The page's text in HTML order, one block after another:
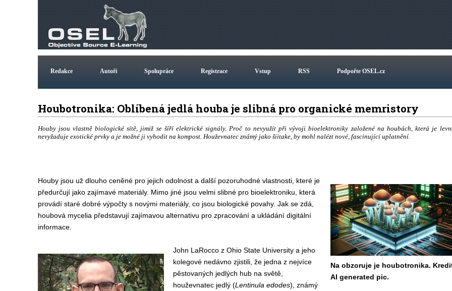
Redakce Autoři Spolupráce Registrace Vstup RSS Podpořte OSEL.cz
Houbotronika: Oblíbená jedlá houba je slibná pro organické memristory
Houby jsou vlastně biologické sítě, jimiž se šíří elektrické signály. Proč to nevyužít při vývoji bioelektroniky založené na houbách, která je
nevyžaduje exotické prvky a je možné ji vyhodit na kompost. Houževnatec známý jako šiitake, by mohl nalézt nové, fascinující uplatnění.
Na obzoruje je houbotronika.
AI generated pic.
Houby jsou už dlouho ceněné pro jejich odolnost a další pozoruhodné vlastnosti, které je
předurčují jako zajímavé materiály. Mimo jiné jsou velmi slibné pro bioelektroniku, která
provádí staré dobré výpočty s novými materiály, co jsou biologické povahy. Jak se zdá,
houbová mycelia představují zajímavou alternativu pro zpracování a ukládání digitální
informace.
John LaRocco z Ohio State University a jeho
kolegové nedávno zjistili, že jedna z nejvíce
pěstovaných jedlých hub na světě,
houževnatec jedlý (Lentinula edodes), známý